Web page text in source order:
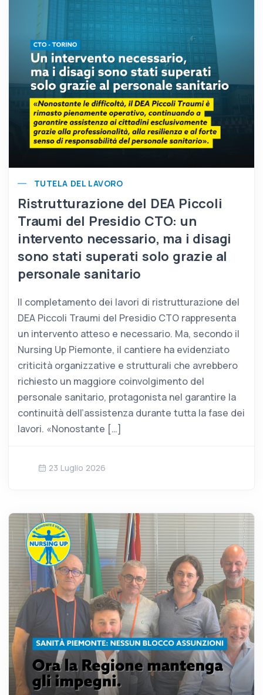
TUTELA DEL LAVORO
Ristrutturazione del DEA Piccoli
Traumi del Presidio CTO: un
intervento necessario, ma i disagi
sono stati superati solo grazie al
personale sanitario
Il completamento dei lavori di ristrutturazione del
DEA Piccoli Traumi del Presidio CTO rappresenta
un intervento atteso e necessario. Ma, secondo il
Nursing Up Piemonte, il cantiere ha evidenziato
criticità organizzative e strutturali che avrebbero
richiesto un maggiore coinvolgimento del
personale sanitario, protagonista nel garantire la
continuità dell’assistenza durante tutta la fase dei
lavori. «Nonostante […]
23 Luglio 2026